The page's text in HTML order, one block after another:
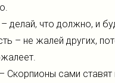
делай, что должно, и
– не жалей других,
Скорпионы сами